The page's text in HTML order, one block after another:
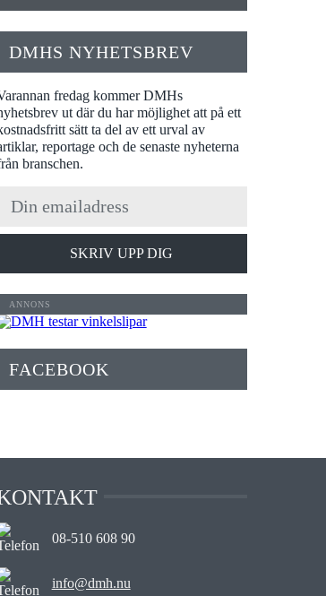
DMHS NYHETSBREV
fredag kommer DMHs
ut där du har möjlighet att på ett
sätt ta del av ett urval av
reportage och de senaste nyheterna
branschen.
SKRIV UPP DIG
FACEBOOK
08-510 608 90
info@dmh.nu